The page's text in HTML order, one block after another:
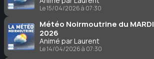
Le 15/04/2026 à 07:30
Météo Noirmoutrine du MARDI
2026
Animé par Laurent
Le 14/04/2026 à 07:30